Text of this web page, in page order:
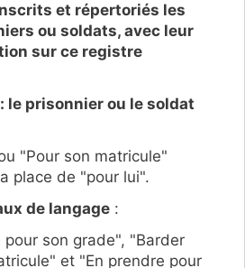
et répertoriés les
ou soldats, avec leur
sur ce registre
: le prisonnier ou le soldat
"Pour son matricule"
place de "pour lui".
de langage :
pour son grade", "Barder
et "En prendre pour